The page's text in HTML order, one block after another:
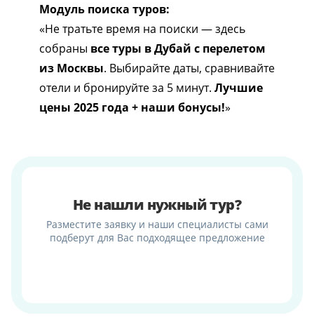
Модуль поиска туров:
«Не тратьте время на поиски — здесь
собраны все туры в Дубай с перелетом
из Москвы. Выбирайте даты, сравнивайте
отели и бронируйте за 5 минут. Лучшие
цены 2025 года + наши бонусы!»
Не нашли нужный тур?
Разместите заявку и наши специалисты сами
подберут для Вас подходящее предложение